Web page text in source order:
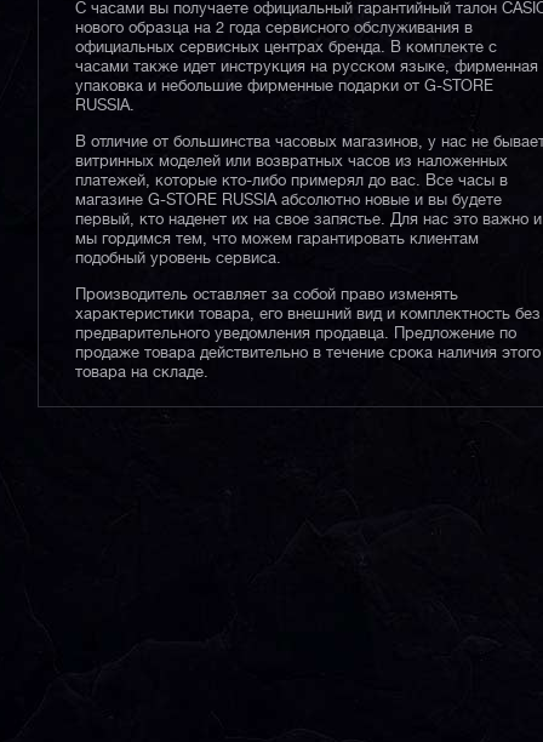
С часами вы получаете официальный гарантийный талон
нового образца на 2 года сервисного обслуживания в
официальных сервисных центрах бренда. В комплекте с
часами также идет инструкция на русском языке, фирменная
упаковка и небольшие фирменные подарки от G-STORE
RUSSIA.
В отличие от большинства часовых магазинов, у нас не
витринных моделей или возвратных часов из наложенных
платежей, которые кто-либо примерял до вас. Все часы в
магазине G-STORE RUSSIA абсолютно новые и вы будете
первый, кто наденет их на свое запястье. Для нас это важно и
мы гордимся тем, что можем гарантировать клиентам
подобный уровень сервиса.
Производитель оставляет за собой право изменять
характеристики товара, его внешний вид и комплектность без
предварительного уведомления продавца. Предложение по
продаже товара действительно в течение срока наличия этого
товара на складе.